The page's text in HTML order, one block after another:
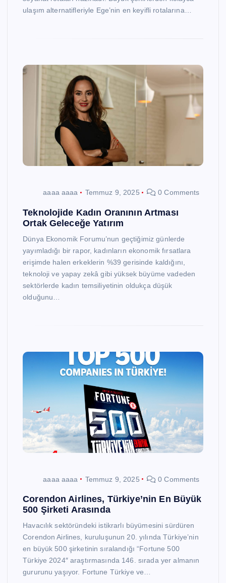
ulaşım alternatifleriyle Ege’nin en keyifli rotalarına…
aaaa aaaa Temmuz 9, 2025 0 Comments
Teknolojide Kadın Oranının Artması
Ortak Geleceğe Yatırım
Dünya Ekonomik Forumu’nun geçtiğimiz günlerde
yayımladığı bir rapor, kadınların ekonomik fırsatlara
erişimde halen erkeklerin %39 gerisinde kaldığını,
teknoloji ve yapay zekâ gibi yüksek büyüme vadeden
sektörlerde kadın temsiliyetinin oldukça düşük
olduğunu…
aaaa aaaa Temmuz 9, 2025 0 Comments
Corendon Airlines, Türkiye’nin En Büyük
500 Şirketi Arasında
Havacılık sektöründeki istikrarlı büyümesini sürdüren
Corendon Airlines, kuruluşunun 20. yılında Türkiye’nin
en büyük 500 şirketinin sıralandığı “Fortune 500
Türkiye 2024″ araştırmasında 146. sırada yer almanın
gururunu yaşıyor. Fortune Türkiye ve…